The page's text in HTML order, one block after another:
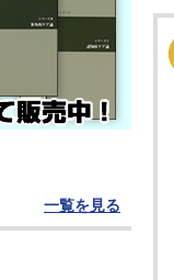
一覧を見る